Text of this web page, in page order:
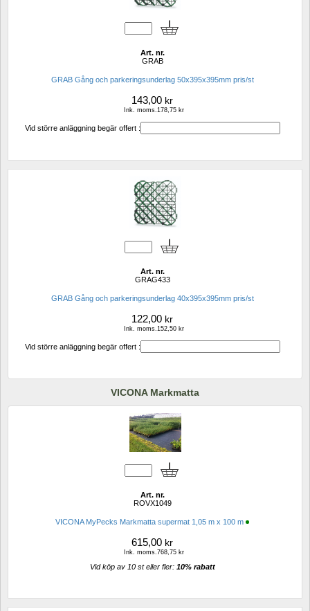
Art. nr.
GRAB
GRAB Gång och parkeringsunderlag 50x395x395mm pris/st
143,00 kr
Ink. moms.178,75 kr
Vid större anläggning begär offert :
Art. nr.
GRAG433
GRAB Gång och parkeringsunderlag 40x395x395mm pris/st
122,00 kr
Ink. moms.152,50 kr
Vid större anläggning begär offert :
VICONA Markmatta
Art. nr.
ROVX1049
VICONA MyPecks Markmatta supermat 1,05 m x 100 m
615,00 kr
Ink. moms.768,75 kr
Vid köp av 10 st eller fler: 10% rabatt